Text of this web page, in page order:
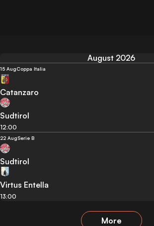
August 2026
15 AugCoppa Italia
Catanzaro
Sudtirol
12:00
22 AugSerie B
Sudtirol
Virtus Entella
13:00
More